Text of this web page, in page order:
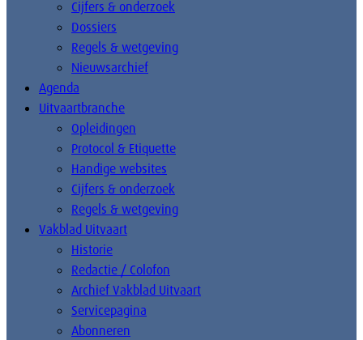
Cijfers & onderzoek
Dossiers
Regels & wetgeving
Nieuwsarchief
Agenda
Uitvaartbranche
Opleidingen
Protocol & Etiquette
Handige websites
Cijfers & onderzoek
Regels & wetgeving
Vakblad Uitvaart
Historie
Redactie / Colofon
Archief Vakblad Uitvaart
Servicepagina
Abonneren